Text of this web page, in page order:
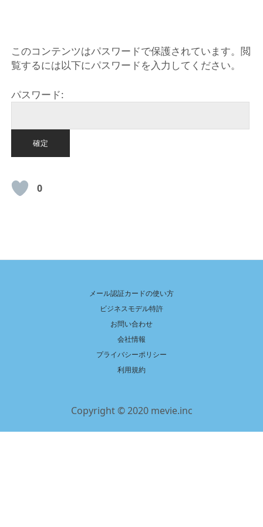
このコンテンツはパスワードで保護されています。閲
覧するには以下にパスワードを入力してください。
パスワード:
0
メール認証カードの使い方
ビジネスモデル特許
お問い合わせ
会社情報
プライバシーポリシー
利用規約
Copyright © 2020 mevie.inc